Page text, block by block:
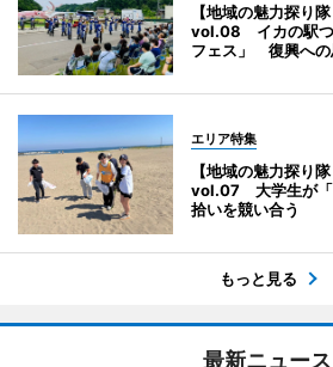
【地域の魅力探り
vol.08 イカの駅つ
フェス」 復興への
エリア特集
【地域の魅力探り
vol.07 大学生が「
拾いを競い合う
もっと見る
最新ニュース